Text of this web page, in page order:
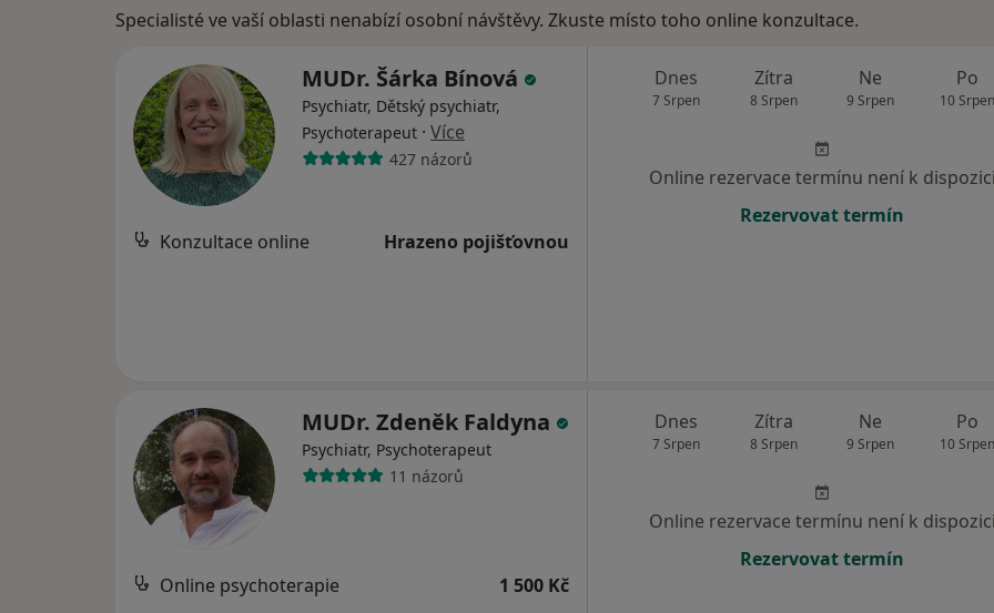
Specialisté ve vaší oblasti nenabízí osobní návštěvy. Zkuste místo toho online konzultace.
MUDr. Šárka Bínová
Psychiatr, Dětský psychiatr,
Psychoterapeut · Více
427 názorů
Konzultace online Hrazeno pojišťovnou
Dnes
7 Srpen
Zítra
8 Srpen
Ne
9 Srpen
Po
10 Srpen
Online rezervace termínu není k dispozici
Rezervovat termín
MUDr. Zdeněk Faldyna
Psychiatr, Psychoterapeut
11 názorů
Online psychoterapie 1 500 Kč
Dnes
7 Srpen
Zítra
8 Srpen
Ne
9 Srpen
Po
10 Srpen
Online rezervace termínu není k dispozici
Rezervovat termín